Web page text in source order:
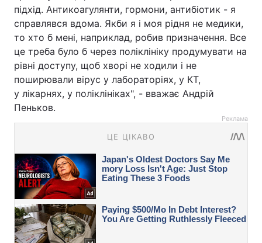
підхід. Антикоагулянти, гормони, антибіотик - я
справлявся вдома. Якби я і моя рідня не медики,
то хто б мені, наприклад, робив призначення. Все
це треба було б через поліклініку продумувати на
рівні доступу, щоб хворі не ходили і не
поширювали вірус у лабораторіях, у КТ,
у лікарнях, у поліклініках", - вважає Андрій
Пеньков.
Реклама